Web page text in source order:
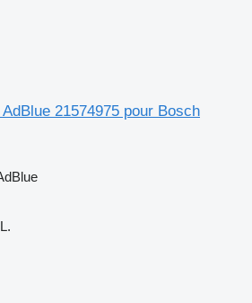
21574975 pour Bosch